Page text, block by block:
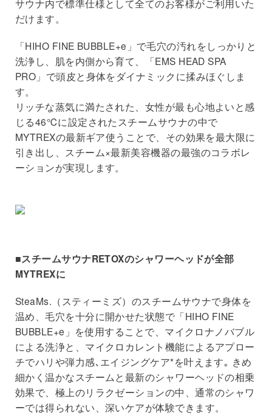
サウナ内で標準仕様として全てのお客様がご利⽤いた
だけます。
「HIHO FINE BUBBLE+e」で⽑⽳の汚れをしっかりと
洗浄し、肌を内側から育て、「EMS HEAD SPA
PRO」で頭⽪と⾝体をダイナミックに揉みほぐしま
す。
リッチな蒸気に満たされた、⼥性が最も⼼地よいと感
じる46℃に設定されたスチームサウナの中で
MYTREXの最新ギア使うことで、その効果を最⼤限に
引き出し、スチーム×最新美容機器の最強のコラボレ
ーションが実現します。
■スチームサウナRETOXのシャワーヘッドが全部
MYTREXに
SteaMs.（スティーミズ）のスチームサウナで⾝体を
温め、⽑⽳を⼗分に開かせた状態で「HIHO FINE
BUBBLE+e」を使⽤することで、マイクロナノバブル
による洗浄と、マイクロカレント機能によるアプロー
チでハリや弾力感､エイジングケア*を叶えます｡ きめ
細かく温かなスチームと最新のシャワーヘッドの相乗
効果で、極上のリラクゼーションの中、通常のシャワ
ーでは得られない、深いケアが体験できます。